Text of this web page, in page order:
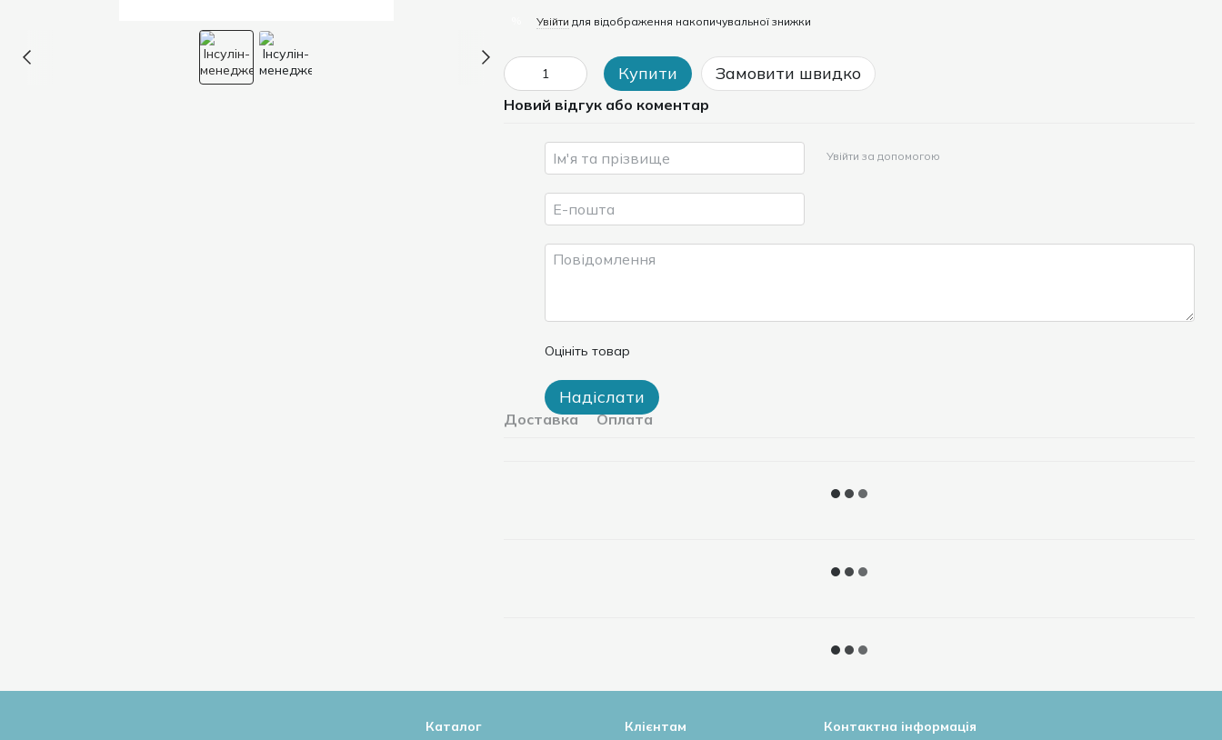
Увійти для відображення накопичувальної знижки
Купити Замовити швидко
Новий відгук або коментар
Увійти за допомогою
Оцініть товар
Надіслати
Доставка Оплата
Каталог Клієнтам Контактна інформація